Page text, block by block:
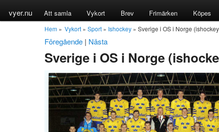
vyer.nu Att samla Vykort Brev Frimärken Köpes
Hem » Vykort » Sport » Ishockey » Sverige i OS i Norge
Föregående | Nästa
Sverige i OS i Norge